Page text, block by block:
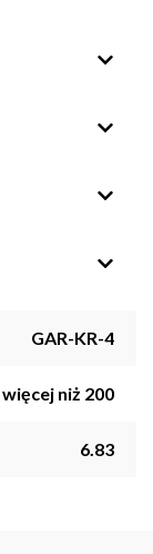
GAR-KR-4
więcej niż 200
6.83